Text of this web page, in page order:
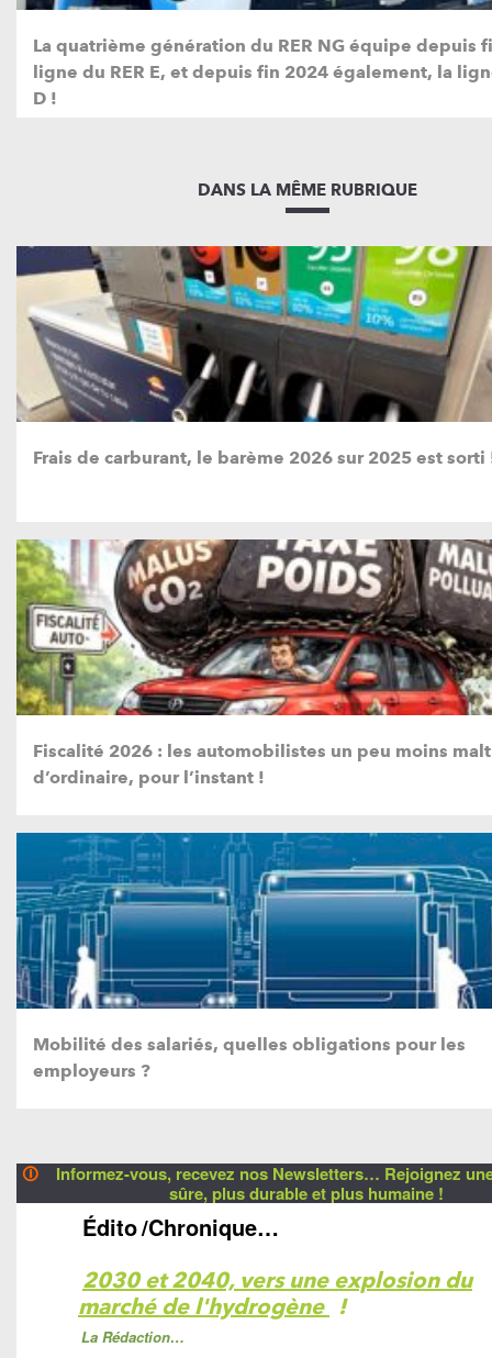
La quatrième génération du RER NG équipe depuis
ligne du RER E, et depuis fin 2024 également, la
D !
DANS LA MÊME RUBRIQUE
Frais de carburant, le barème 2026 sur 2025 est sorti
Fiscalité 2026 : les automobilistes un peu moins
d’ordinaire, pour l’instant !
Mobilité des salariés, quelles obligations pour les
employeurs ?
🛈
Informez-vous, recevez nos Newsletters… Rejoignez
sûre, plus durable et plus humaine !
Édito/Chronique…
2030 et 2040, vers une explosion du
marché de l'hydrogène !
La Rédaction…